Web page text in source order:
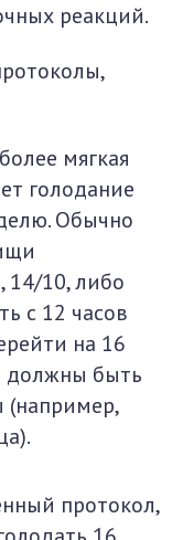
реакций.
мягкая
голодание
Обычно
14/10, либо
с 12 часов
на 16
должны быть
(например,
протокол,